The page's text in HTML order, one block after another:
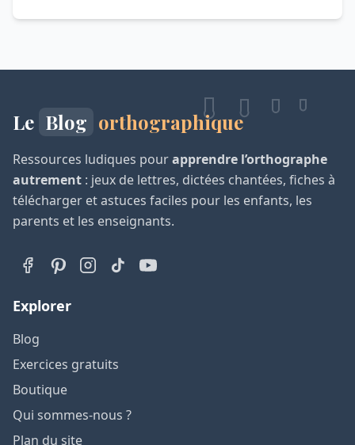
Le Blog orthographique
Ressources ludiques pourapprendre l’orthographe
autrement : jeux de lettres, dictées chantées, fiches à
télécharger et astuces faciles pour les enfants, les
parents et les enseignants.
Explorer
Blog
Exercices gratuits
Boutique
Qui sommes-nous ?
Plan du site